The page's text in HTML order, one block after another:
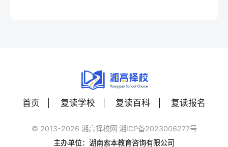
首页 复读学校 复读百科 复读报名
© 2013-2026 湘高择校网 湘ICP备2023006277号
主办单位：湖南索本教育咨询有限公司